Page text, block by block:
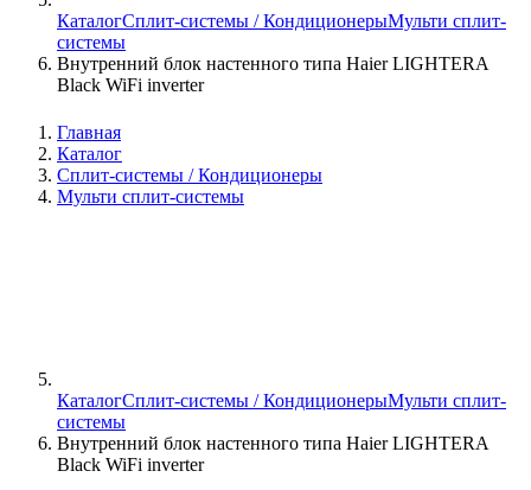
КаталогСплит-системы / КондиционерыМульти сплит-
системы
Внутренний блок настенного типа Haier LIGHTERA
Black WiFi inverter
Главная
Каталог
Сплит-системы / Кондиционеры
Мульти сплит-системы
КаталогСплит-системы / КондиционерыМульти сплит-
системы
Внутренний блок настенного типа Haier LIGHTERA
Black WiFi inverter